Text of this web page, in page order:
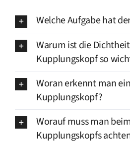
Welche Aufgabe hat
Warum ist die
Kupplungskopf so
Woran erkennt man
Kupplungskopf?
Worauf muss man
Kupplungskopfs